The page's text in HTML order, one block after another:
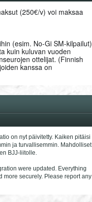
(250€/v) voi maksaa
(esim. No-Gi SM-kilpailut)
kuin kuluvan vuoden
ottelijat. (Finnish
kanssa on
on nyt päivitetty. Kaiken pitäisi
ja turvallisemmin. Mahdolliset
BJJ-liitolle.
were updated. Everything
more securely. Please report any